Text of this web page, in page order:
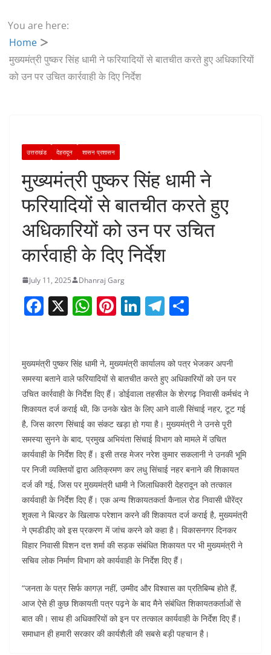
You are here:
Home
मुख्यमंत्री पुष्कर सिंह धामी ने फरियादियों से बातचीत करते हुए अधिकारियों
को उन पर उचित कार्रवाही के दिए निर्देश
उत्तराखंड देहरादून शासन प्रशासन
मुख्यमंत्री पुष्कर सिंह धामी ने
फरियादियों से बातचीत करते हुए
अधिकारियों को उन पर उचित
कार्रवाही के दिए निर्देश
July 11, 2025 Dhanraj Garg
F
a
e
b
o
o
k
X W
h
s
A
p
p
Pi
nt
e
st
Li
n
e
dI
n
T
el
gr
a
m
e
मुख्यमंत्री पुष्कर सिंह धामी ने, मुख्यमंत्री कार्यालय को पत्र भेजकर अपनी
समस्या बताने वाले फरियादियों से बातचीत करते हुए अधिकारियों को उन पर
उचित कार्रवाही के निर्देश दिए हैं। डोईवाला तहसील के शेरगढ़ निवासी कर्मचंद ने
शिकायत दर्ज कराई थी, कि उनके खेत के लिए आने वाली सिंचाई नहर, टूट गई
है, जिस कारण सिंचाई का संकट खड़ा हो गया है। मुख्यमंत्री ने उनसे पूरी
समस्या सुनने के बाद, प्रमुख अभियंता सिंचाई विभाग को मामले में उचित
कार्यवाही के निर्देश दिए हैं। इसी तरह मेजर नरेश कुमार सकलानी ने उनकी भूमि
पर निजी व्यक्तियों द्वारा अतिक्रमण कर लधु सिंचाई नहर बनाने की शिकायत
दर्ज की गई, जिस पर मुख्यमंत्री धामी ने जिलाधिकारी देहरादून को तत्काल
कार्यवाही के निर्देश दिए हैं। एक अन्य शिकायतकर्ता कैनाल रोड निवासी धीरेंद्र
शुक्ला ने बिल्डर के खिलाफ परेशान करने की शिकायत दर्ज कराई है, मुख्यमंत्री
ने एमडीडीए को इस प्रकरण में जांच करने को कहा है। विकासनगर दिनकर
विहार निवासी विशन दत्त शर्मा की सड़क संबंधित शिकायत पर भी मुख्यमंत्री ने
सचिव लोक निर्माण विभाग को कार्यवाही के निर्देश दिए हैं।
“जनता के पत्र सिर्फ कागज़ नहीं, उम्मीद और विश्वास का प्रतिबिम्ब होते हैं,
आज ऐसे ही कुछ शिकायती पत्र पढ़ने के बाद मैने संबंधित शिकायतकर्ताओं से
बात की। साथ ही अधिकारियों को इन पर तत्काल कार्यवाही के निर्देश दिए हैं।
समाधान ही हमारी सरकार की कार्यशैली की सबसे बड़ी पहचान है।